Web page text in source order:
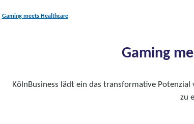
Gaming meets Healthcare
Gaming
KölnBusiness lädt ein das transformative
zu